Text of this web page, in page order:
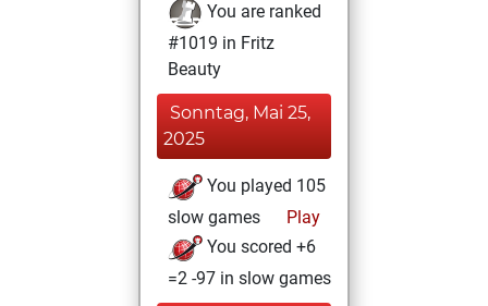
You are ranked
#1019 in Fritz
Beauty
Sonntag, Mai 25,
2025
You played 105
slow games
Play
You scored +6
=2 -97 in slow games